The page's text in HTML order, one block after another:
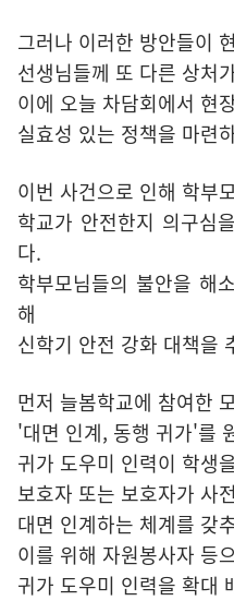
그러나 이러한 방안들이
선생님들께 또 다른 상처
이에 오늘 차담회에서 현
실효성 있는 정책을 마련
이번 사건으로 인해 학부
학교가 안전한지 의구심
다.
학부모님들의 불안을 해
해
신학기 안전 강화 대책을
먼저 늘봄학교에 참여한
'대면 인계, 동행 귀가'를
귀가 도우미 인력이 학생
보호자 또는 보호자가 사
대면 인계하는 체계를 갖
이를 위해 자원봉사자 등
귀가 도우미 인력을 확대